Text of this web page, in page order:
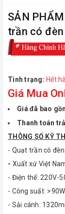
ㅤSẢN
trần có
Tình trạng: Hết
Giá Mua
Giá đã bao
Thanh toán
THÔNG SỐ KỸ
- Quạt trần có đèn
- Xuất xứ Việt
- Điện thế: 220V-
- Công suất: >90W
- Sải cánh: